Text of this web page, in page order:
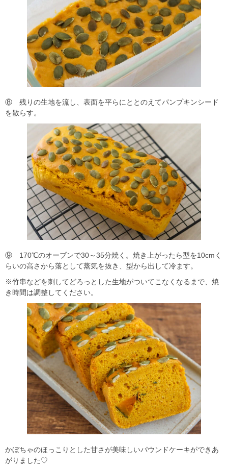
⑧ 残りの生地を流し、表面を平らにととのえてパンプキンシード
を散らす。
⑨ 170℃のオーブンで30～35分焼く。焼き上がったら型を10cmく
らいの高さから落として蒸気を抜き、型から出して冷ます。
※竹串などを刺してどろっとした生地がついてこなくなるまで、焼
き時間は調整してください。
かぼちゃのほっこりとした甘さが美味しいパウンドケーキができあ
がりました♡